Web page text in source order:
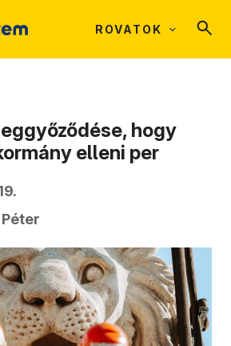
ROVATOK
hogy
elleni per